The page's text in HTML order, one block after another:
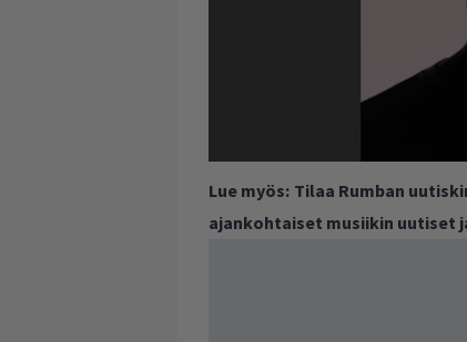
Lue myös: Tilaa Rumban
ajankohtaiset musiikin uutiset